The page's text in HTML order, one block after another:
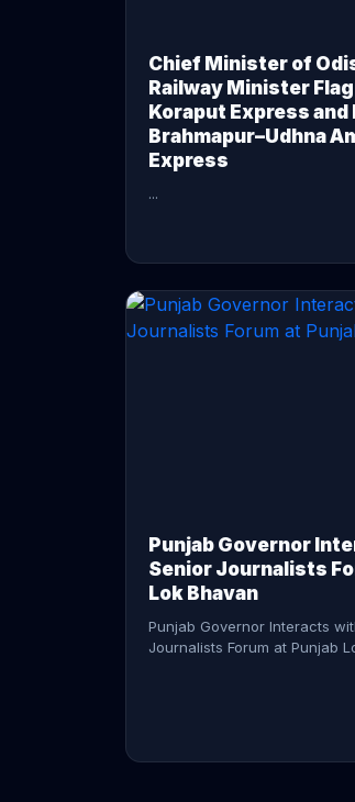
Chief Minister of
Railway Minister
Koraput Express and
Brahmapur–Udhna
Express
...
Punjab Governor
Senior Journalists
Lok Bhavan
Punjab Governor Interacts
Journalists Forum at Punjab